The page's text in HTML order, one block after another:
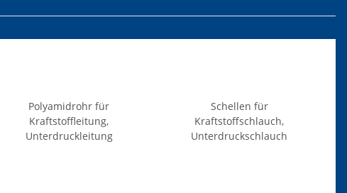
Polyamidrohr für
Kraftstoffleitung,
Unterdruckleitung
Schellen für
Kraftstoffschlauch,
Unterdruckschlauch